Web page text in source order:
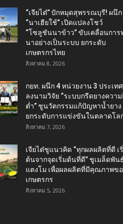
“เจียไต๋” ปักหมุดสุพรรณบุรี! ผนึก
“นาเฮียใช้” เปิดแปลงโชว์
“โซลูชันนาข้าว” ขับเคลื่อนการ
นาอย่างเป็นระบบ ยกระดับ
เกษตรกรไทย
สิงหาคม 8, 2026
กยท. ผนึก 4 หน่วยงาน 3 ประเทศ
ลงนามวิจัย “ระบบกรีดยางควา
ต่ำ” ชูนวัตกรรมแก้ปัญหาน้ำยาง
ยกระดับการแข่งขันในตลาดโล
สิงหาคม 7, 2026
เจียไต๋ชูแนวคิด “ทุกผลผลิตที่ดี เ
ต้นจากจุดเริ่มต้นที่ดี” ชูเมล็ดพัน
แตงโม เพื่อผลผลิตที่มีคุณภาพขอ
เกษตรกร
สิงหาคม 5, 2026